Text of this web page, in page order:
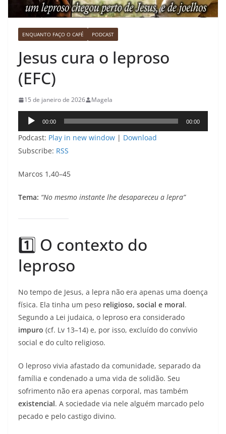
ENQUANTO FAÇO O CAFÉ PODCAST
Jesus cura o leproso
(EFC)
15 de janeiro de 2026 Magela
Tocador
de
áudio
00:00 00:00
Podcast: Play in new window | Download
Subscribe: RSS
Marcos 1,40–45
Tema: “No mesmo instante lhe desapareceu a lepra”
1️⃣ O contexto do
leproso
No tempo de Jesus, a lepra não era apenas uma doença
física. Ela tinha um peso religioso, social e moral.
Segundo a Lei judaica, o leproso era considerado
impuro (cf. Lv 13–14) e, por isso, excluído do convívio
social e do culto religioso.
O leproso vivia afastado da comunidade, separado da
família e condenado a uma vida de solidão. Seu
sofrimento não era apenas corporal, mas também
existencial. A sociedade via nele alguém marcado pelo
pecado e pelo castigo divino.